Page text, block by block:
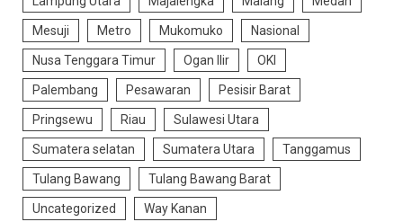
Mesuji Metro Mukomuko Nasional
Nusa Tenggara Timur Ogan Ilir OKI
Palembang Pesawaran Pesisir Barat
Pringsewu Riau Sulawesi Utara
Sumatera selatan Sumatera Utara Tanggamus
Tulang Bawang Tulang Bawang Barat
Uncategorized Way Kanan